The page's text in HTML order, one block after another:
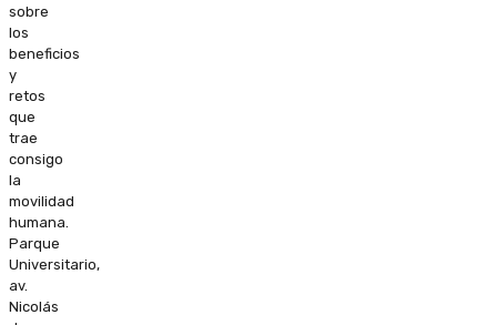
sobre
los
beneficios
y
retos
que
trae
consigo
la
movilidad
humana.
Parque
Universitario,
av.
Nicolás